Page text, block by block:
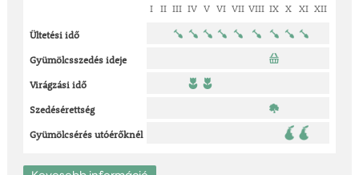
I II III IV V VI VII VIII IX X XI XII
Ültetési idő
Gyümölcsszedés ideje
Virágzási idő
Szedésérettség
Gyümölcsérés utóérőknél